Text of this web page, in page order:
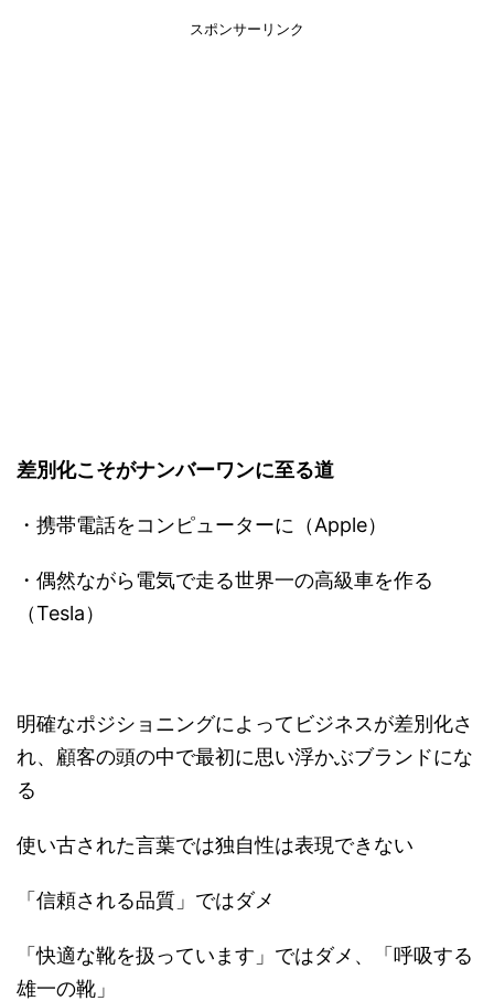
スポンサーリンク
差別化こそがナンバーワンに至る道
・携帯電話をコンピューターに（Apple）
・偶然ながら電気で走る世界一の高級車を作る
（Tesla）
明確なポジショニングによってビジネスが差別化さ
れ、顧客の頭の中で最初に思い浮かぶブランドにな
る
使い古された言葉では独自性は表現できない
「信頼される品質」ではダメ
「快適な靴を扱っています」ではダメ、「呼吸する
雄一の靴」